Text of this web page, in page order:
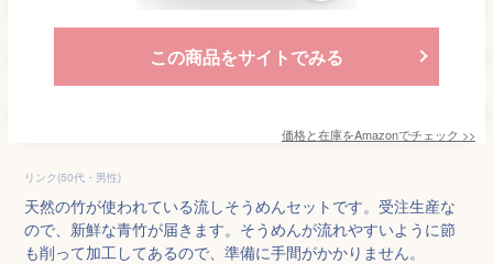
この商品をサイトでみる
価格と在庫をAmazonでチェック >>
リンク(50代・男性)
天然の竹が使われている流しそうめんセットです。受注生産な
ので、新鮮な青竹が届きます。そうめんが流れやすいように節
も削って加工してあるので、準備に手間がかかりません。